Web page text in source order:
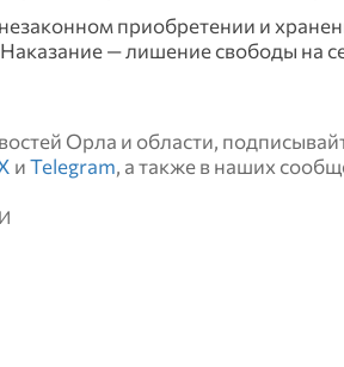
приобретении и
— лишение свободы на
Орла и области,
и Telegram, а также в наших